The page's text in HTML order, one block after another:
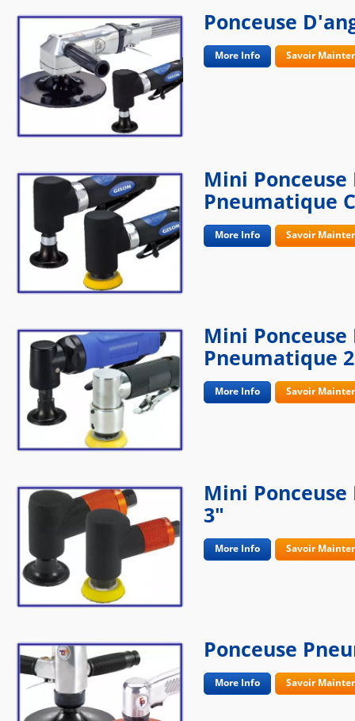
Ponceuse
More Info Savoir
Mini Ponceuse
Pneumatique
More Info Savoir
Mini Ponceuse
Pneumatique
More Info Savoir
Mini
3"
More Info Savoir
Ponceuse
More Info Savoir